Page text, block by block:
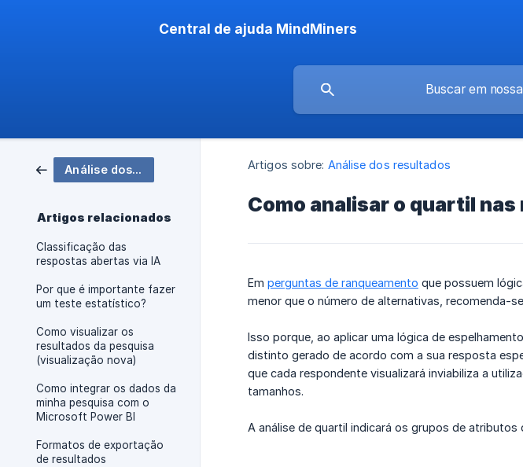
Central de ajuda MindMiners
Análise dos resultados
Artigos relacionados
Classificação das
respostas abertas via IA
Por que é importante fazer
um teste estatístico?
Como visualizar os
resultados da pesquisa
(visualização nova)
Como integrar os dados da
minha pesquisa com o
Microsoft Power BI
Formatos de exportação
de resultados
Artigos sobre: Análise dos resultados
Como analisar o quartil
Em perguntas de ranqueamento que possuem
menor que o número de alternativas, recomenda-
Isso porque, ao aplicar uma lógica de
distinto gerado de acordo com a sua resposta
que cada respondente visualizará inviabiliza a
tamanhos.
A análise de quartil indicará os grupos de